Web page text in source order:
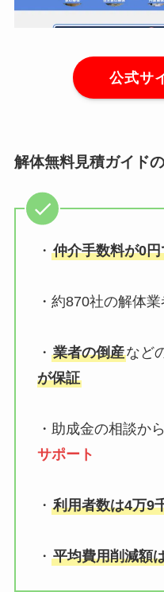
公式サ
解体無料見積ガイド
・ 仲介手数料が0
・約870社の解体業
・ 業者の倒産など
が保証
・助成金の相談か
サポート
・ 利用者数は4万9
・ 平均費用削減額